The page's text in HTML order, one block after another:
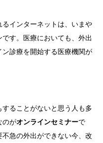
インターネットは、いまや
す。医療においても、外出
診療を開始する医療機関が
ることがないと思う人も多
のがオンラインセミナーで
急の外出ができない今、改